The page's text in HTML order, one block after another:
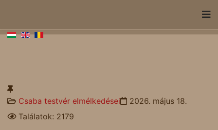
Csaba testvér elmélkedései
2026. május 18.
Találatok: 2179